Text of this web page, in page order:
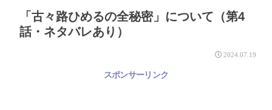
「古々路ひめるの全秘密」について（第4
話・ネタバレあり）
2024.07.19
スポンサーリンク